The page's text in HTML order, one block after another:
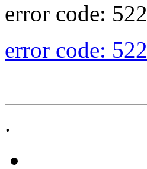
error code: 522
error code: 522
.